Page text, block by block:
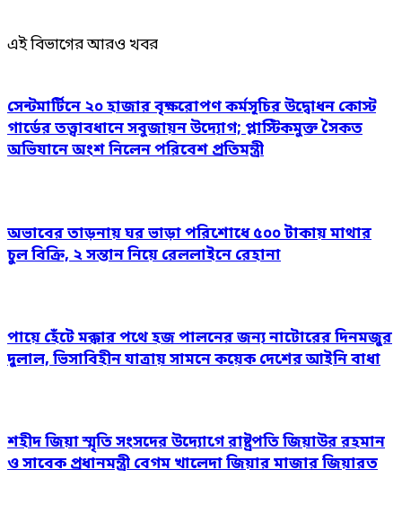
এই বিভাগের আরও খবর
সেন্টমার্টিনে ২০ হাজার বৃক্ষরোপণ কর্মসূচির উদ্বোধন কোস্ট
গার্ডের তত্ত্বাবধানে সবুজায়ন উদ্যোগ; প্লাস্টিকমুক্ত সৈকত
অভিযানে অংশ নিলেন পরিবেশ প্রতিমন্ত্রী
অভাবের তাড়নায় ঘর ভাড়া পরিশোধে ৫০০ টাকায় মাথার
চুল বিক্রি, ২ সন্তান নিয়ে রেললাইনে রেহানা
পায়ে হেঁটে মক্কার পথে হজ পালনের জন্য নাটোরের দিনমজুর
দুলাল, ভিসাবিহীন যাত্রায় সামনে কয়েক দেশের আইনি বাধা
শহীদ জিয়া স্মৃতি সংসদের উদ্যোগে রাষ্ট্রপতি জিয়াউর রহমান
ও সাবেক প্রধানমন্ত্রী বেগম খালেদা জিয়ার মাজার জিয়ারত